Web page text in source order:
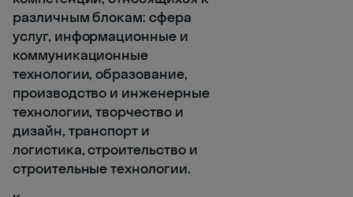
различным блокам: сфера
услуг, информационные и
коммуникационные
технологии, образование,
производство и инженерные
технологии, творчество и
дизайн, транспорт и
логистика, строительство и
строительные технологии.